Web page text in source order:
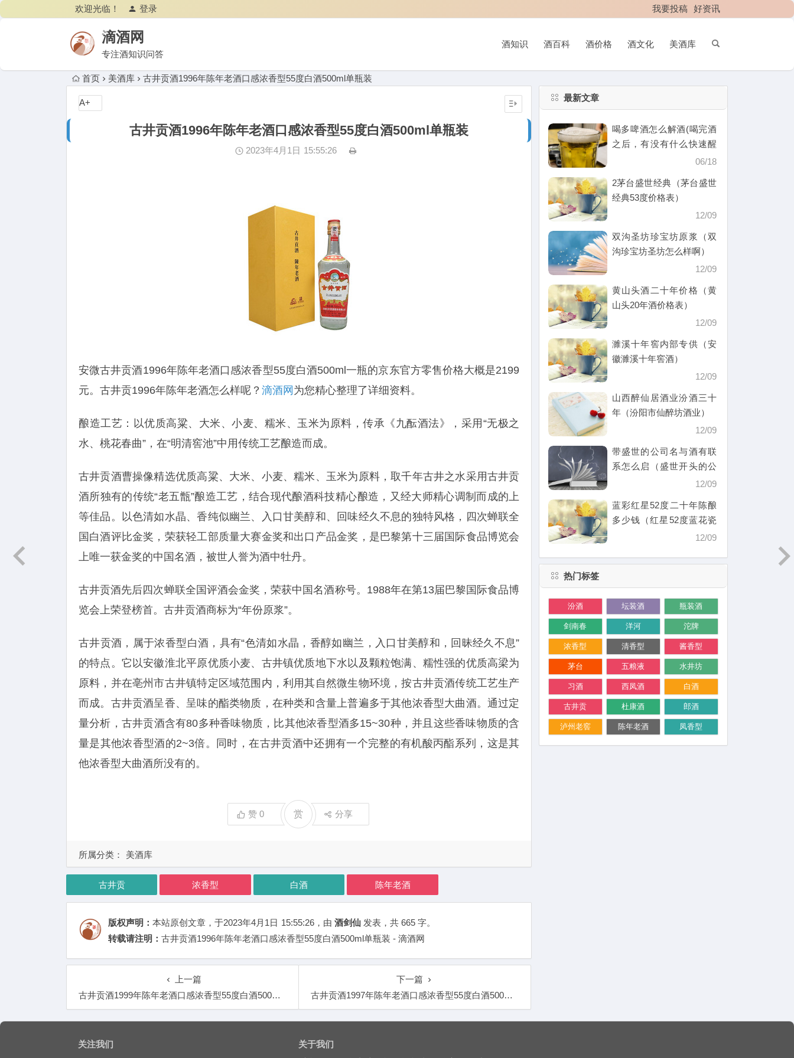
欢迎光临！ 登录 我要投稿 好资讯
滴酒网
专注酒知识问答
酒知识 酒百科 酒价格 酒文化 美酒库
首页 美酒库 古井贡酒1996年陈年老酒口感浓香型55度白酒500ml单瓶装
古井贡酒1996年陈年老酒口感浓香型55度白酒500ml单瓶装
2023年4月1日 15:55:26
安微古井贡酒1996年陈年老酒口感浓香型55度白酒500ml一瓶的京东官方零售价格大概是2199
元。古井贡1996年陈年老酒怎么样呢？ 滴酒网 为您精心整理了详细资料。
酿造工艺：以优质高粱、大米、小麦、糯米、玉米为原料，传承《九酝酒法》，采用“无极之
水、桃花春曲”，在“明清窖池”中用传统工艺酿造而成。
古井贡酒曹操像精选优质高粱、大米、小麦、糯米、玉米为原料，取千年古井之水采用古井贡
酒所独有的传统“老五甑”酿造工艺，结合现代酿酒科技精心酿造，又经大师精心调制而成的上
等佳品。以色清如水晶、香纯似幽兰、入口甘美醇和、回味经久不息的独特风格，四次蝉联全
国白酒评比金奖，荣获轻工部质量大赛金奖和出口产品金奖，是巴黎第十三届国际食品博览会
上唯一获金奖的中国名酒，被世人誉为酒中牡丹。
古井贡酒先后四次蝉联全国评酒会金奖，荣获中国名酒称号。1988年在第13届巴黎国际食品博
览会上荣登榜首。古井贡酒商标为“年份原浆”。
古井贡酒，属于浓香型白酒，具有“色清如水晶，香醇如幽兰，入口甘美醇和，回昧经久不息”
的特点。它以安徽淮北平原优质小麦、古井镇优质地下水以及颗粒饱满、糯性强的优质高梁为
原料，并在亳州市古井镇特定区域范围内，利用其自然微生物环境，按古井贡酒传统工艺生产
而成。古井贡酒呈香、呈味的酯类物质，在种类和含量上普遍多于其他浓香型大曲酒。通过定
量分析，古井贡酒含有80多种香味物质，比其他浓香型酒多15~30种，并且这些香味物质的含
量是其他浓香型酒的2~3倍。同时，在古井贡酒中还拥有一个完整的有机酸丙酯系列，这是其
他浓香型大曲酒所没有的。
赞 0 赏 分享
A+
所属分类： 美酒库
古井贡 浓香型 白酒 陈年老酒
版权声明： 本站原创文章，于2023年4月1日 15:55:26 ，由 酒剑仙 发表，共 665 字。
转载请注明： 古井贡酒1996年陈年老酒口感浓香型55度白酒500ml单瓶装 - 滴酒网
上一篇
古井贡酒1999年陈年老酒口感浓香型55度白酒500ml单瓶装
下一篇
古井贡酒1997年陈年老酒口感浓香型55度白酒500ml单瓶装
最新文章
喝多啤酒怎么解酒(喝完酒
之后，有没有什么快速醒
06/18
2茅台盛世经典（茅台盛世
经典53度价格表）
12/09
双沟圣坊珍宝坊原浆（双
沟珍宝坊圣坊怎么样啊）
12/09
黄山头酒二十年价格（黄
山头20年酒价格表）
12/09
濉溪十年窖内部专供（安
徽濉溪十年窖酒）
12/09
山西醉仙居酒业汾酒三十
年（汾阳市仙醉坊酒业）
12/09
带盛世的公司名与酒有联
系怎么启（盛世开头的公
12/09
蓝彩红星52度二十年陈酿
多少钱（红星52度蓝花瓷
12/09
热门标签
汾酒 坛装酒 瓶装酒
剑南春 洋河 沱牌
浓香型 清香型 酱香型
茅台 五粮液 水井坊
习酒 西凤酒 白酒
古井贡 杜康酒 郎酒
泸州老窖 陈年老酒 凤香型
关注我们
关于我们